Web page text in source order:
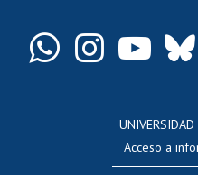
Acceso a